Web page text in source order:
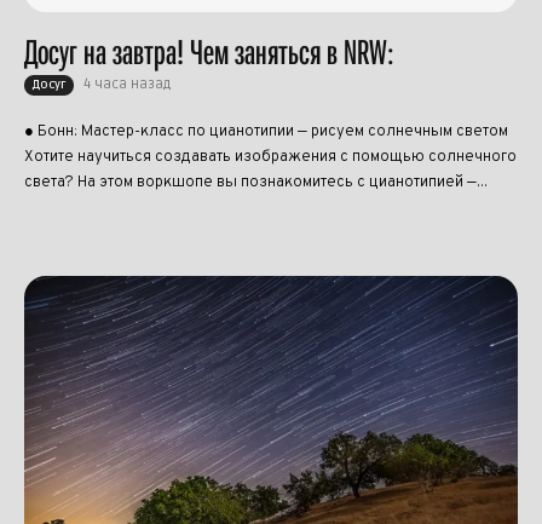
Досуг на завтра! Чем заняться в NRW:
Досуг 4 часа назад
● Бонн: Мастер-класс по цианотипии — рисуем солнечным светом
Хотите научиться создавать изображения с помощью солнечного
света? На этом воркшопе вы познакомитесь с цианотипией —...